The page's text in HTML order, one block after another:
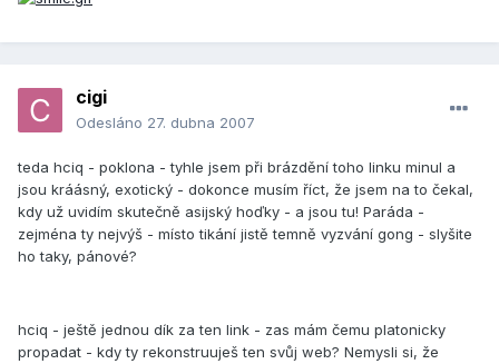
cigi
Odesláno 27. dubna 2007
teda hciq - poklona - tyhle jsem při brázdění toho linku minul a
jsou kráásný, exotický - dokonce musím říct, že jsem na to čekal,
kdy už uvidím skutečně asijský hoďky - a jsou tu! Paráda -
zejména ty nejvýš - místo tikání jistě temně vyzvání gong - slyšite
ho taky, pánové?
hciq - ještě jednou dík za ten link - zas mám čemu platonicky
propadat - kdy ty rekonstruuješ ten svůj web? Nemysli si, že